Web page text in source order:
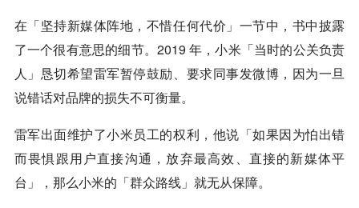
在「坚持新媒体阵地，不惜任何代价」一节中，书中披露
了一个很有意思的细节。2019 年，小米「当时的公关负责
人」恳切希望雷军暂停鼓励、要求同事发微博，因为一旦
说错话对品牌的损失不可衡量。
雷军出面维护了小米员工的权利，他说「如果因为怕出错
而畏惧跟用户直接沟通，放弃最高效、直接的新媒体平
台」，那么小米的「群众路线」就无从保障。